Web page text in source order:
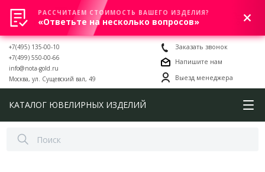
0
+7(495) 135-00-10
+7(499) 550-00-66
info@nota-gold.ru
Москва, ул. Сущевский вал, 49
Заказать звонок
Напишите нам
Выезд менеджера
КАТАЛОГ ЮВЕЛИРНЫХ ИЗДЕЛИЙ
РАССЧИТАЕМ СТОИМОСТЬ ВАШЕГО ИЗДЕЛИЯ?
«Ответьте на несколько вопросов»